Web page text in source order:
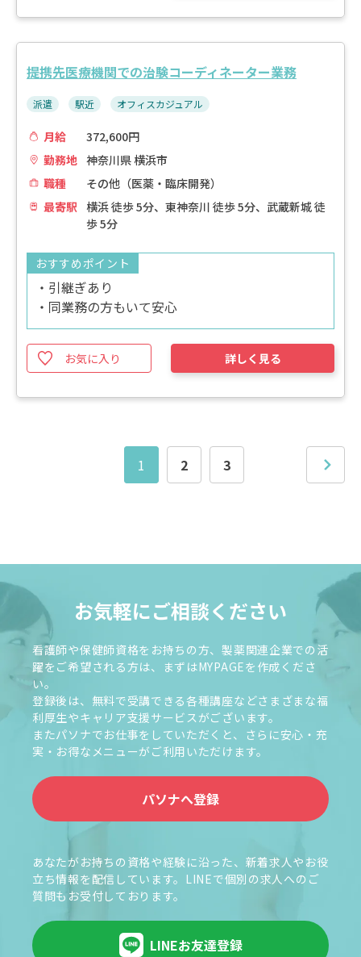
提携先医療機関での治験コーディネーター業務
派遣 駅近 オフィスカジュアル
月給
372,600円
勤務地 神奈川県 横浜市
職種
その他（医薬・臨床開発）
最寄駅 横浜 徒歩 5分、東神奈川 徒歩 5分、武蔵新城 徒
歩 5分
おすすめポイント
・引継ぎあり
・同業務の方もいて安心
お気に入り 詳しく見る
1 2 3
お気軽にご相談ください
看護師や保健師資格をお持ちの方、製薬関連企業での活
躍をご希望される方は、まずはMYPAGEを作成くださ
い。
登録後は、無料で受講できる各種講座などさまざまな福
利厚生やキャリア支援サービスがございます。
またパソナでお仕事をしていただくと、さらに安心・充
実・お得なメニューがご利用いただけます。
パソナへ登録
あなたがお持ちの資格や経験に沿った、新着求人やお役
立ち情報を配信しています。LINEで個別の求人へのご
質問もお受付しております。
LINEお友達登録